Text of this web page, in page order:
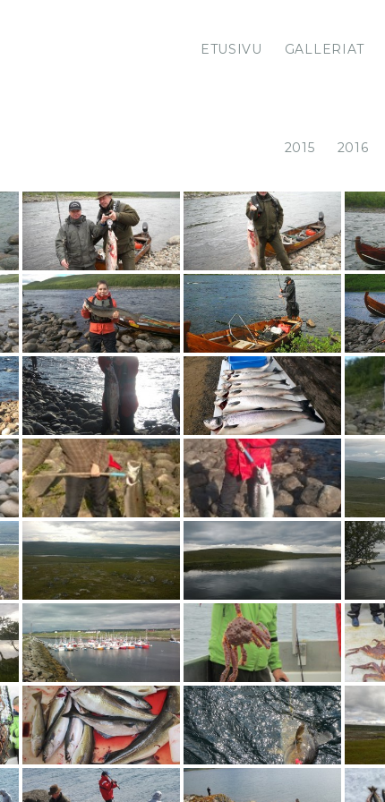
ETUSIVU GALLERIAT
2015 2016